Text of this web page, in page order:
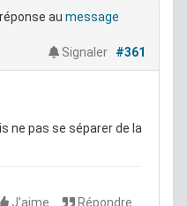
au message
Signaler
#361
ne pas se séparer de la
J'aime Répondre